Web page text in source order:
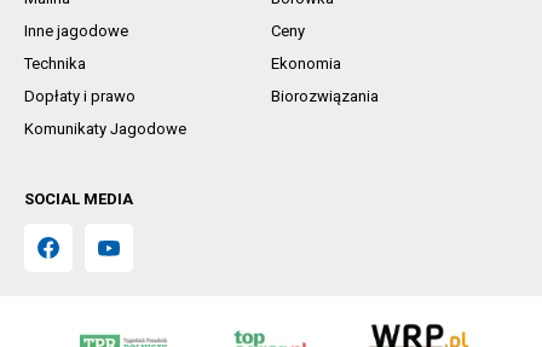
Inne jagodowe
Ceny
Technika
Ekonomia
Dopłaty i prawo
Biorozwiązania
Komunikaty Jagodowe
SOCIAL MEDIA